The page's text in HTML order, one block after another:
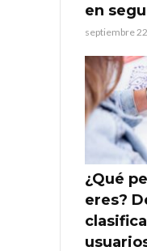
en
septiembre
¿Qué
eres?